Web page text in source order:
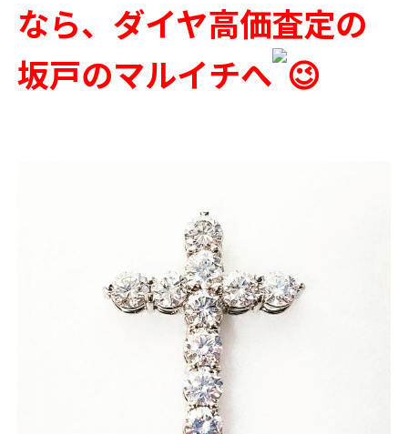
なら、ダイヤ高価査定の
坂戸のマルイチへ